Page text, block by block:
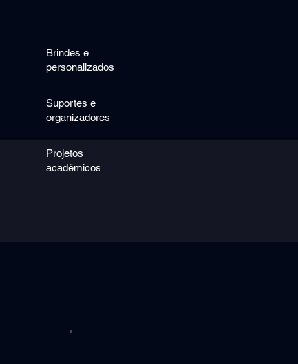
Brindes e
personalizados
Suportes e
organizadores
Projetos
acadêmicos